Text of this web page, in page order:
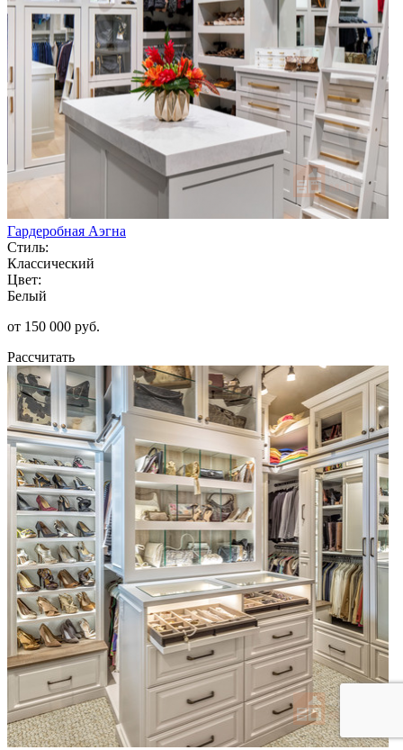
Гардеробная Аэгна
Стиль:
Классический
Цвет:
Белый
от 150 000 руб.
Рассчитать